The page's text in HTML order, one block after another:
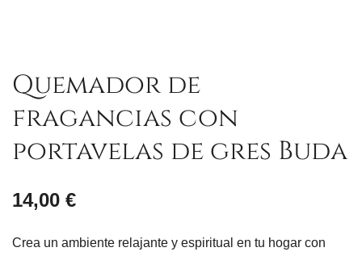
Quemador de
fragancias con
portavelas de gres Buda
14,00 €
Crea un ambiente relajante y espiritual en tu hogar con